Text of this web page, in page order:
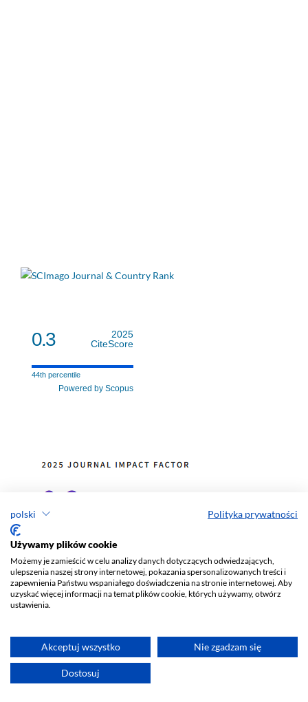
polski Polityka prywatności
Używamy plików cookie
Możemy je zamieścić w celu analizy danych dotyczących odwiedzających,
ulepszenia naszej strony internetowej, pokazania spersonalizowanych treści i
zapewnienia Państwu wspaniałego doświadczenia na stronie internetowej. Aby
uzyskać więcej informacji na temat plików cookie, których używamy, otwórz
ustawienia.
Akceptuj wszystko Nie zgadzam się
Dostosuj
0.3
2025
CiteScore
44th percentile
Powered by Scopus